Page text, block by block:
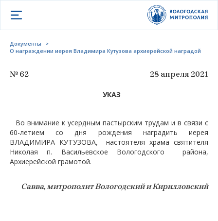
Открыть меню
Документы
>
О награждении иерея Владимира Кутузова архиерейской наградой
№ 62 28 апреля 2021
УКАЗ
Во внимание к усердным пастырским трудам и в связи с
60-летием со дня рождения наградить иерея
ВЛАДИМИРА КУТУЗОВА, настоятеля храма святителя
Николая п. Васильевское Вологодского района,
Архиерейской грамотой.
Савва, митрополит Вологодский и Кирилловский